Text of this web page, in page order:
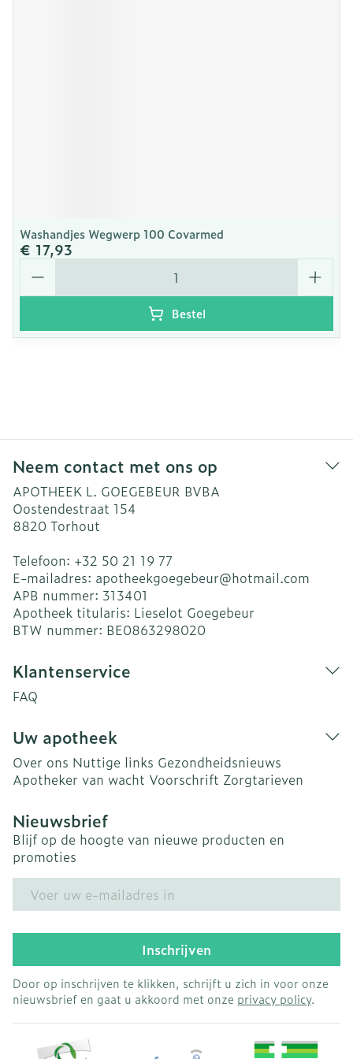
Washandjes Wegwerp 100 Covarmed
€ 17,93
Aantal
Bestel
Neem contact met ons op
APOTHEEK L. GOEGEBEUR BVBA
Oostendestraat 154
8820 Torhout
Telefoon: +32 50 21 19 77
E-mailadres: apotheekgoegebeur@hotmail.com
APB nummer: 313401
Apotheek titularis: Lieselot Goegebeur
BTW nummer: BE0863298020
Klantenservice
FAQ
Uw apotheek
Over ons Nuttige links Gezondheidsnieuws
Apotheker van wacht Voorschrift Zorgtarieven
Nieuwsbrief
Blijf op de hoogte van nieuwe producten en
promoties
Inschrijven
Door op inschrijven te klikken, schrijft u zich in voor onze
nieuwsbrief en gaat u akkoord met onze privacy policy.